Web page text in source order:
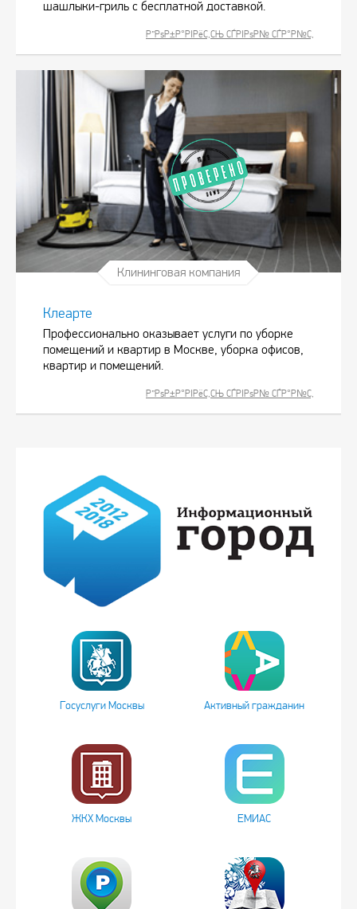
шашлыки-гриль с бесплатной доставкой.
Р”РѕР±Р°РІРёС‚СЊ СЃРІРѕР№ СЃР°Р№С‚
Клининговая компания
Клеарте
Профессионально оказывает услуги по уборке
помещений и квартир в Москве, уборка офисов,
квартир и помещений.
Р”РѕР±Р°РІРёС‚СЊ СЃРІРѕР№ СЃР°Р№С‚
Госуслуги Москвы Активный гражданин
ЖКХ Москвы ЕМИАС